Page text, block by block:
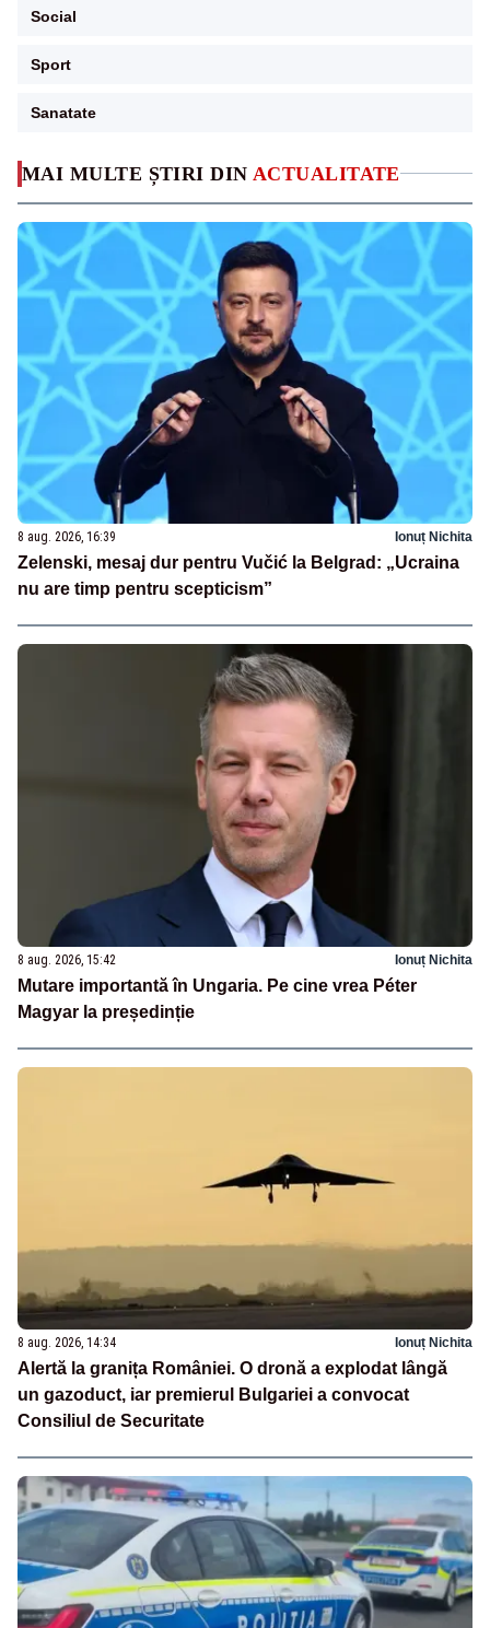
MAI MULTE ȘTIRI DIN ACTUALITATE
8 aug. 2026, 16:39 Ionuț Nichita
Zelenski, mesaj dur pentru Vučić la Belgrad: „Ucraina
nu are timp pentru scepticism”
8 aug. 2026, 15:42 Ionuț Nichita
Mutare importantă în Ungaria. Pe cine vrea Péter
Magyar la președinție
8 aug. 2026, 14:34 Ionuț Nichita
Alertă la granița României. O dronă a explodat lângă
un gazoduct, iar premierul Bulgariei a convocat
Consiliul de Securitate
Social
Sport
Sanatate